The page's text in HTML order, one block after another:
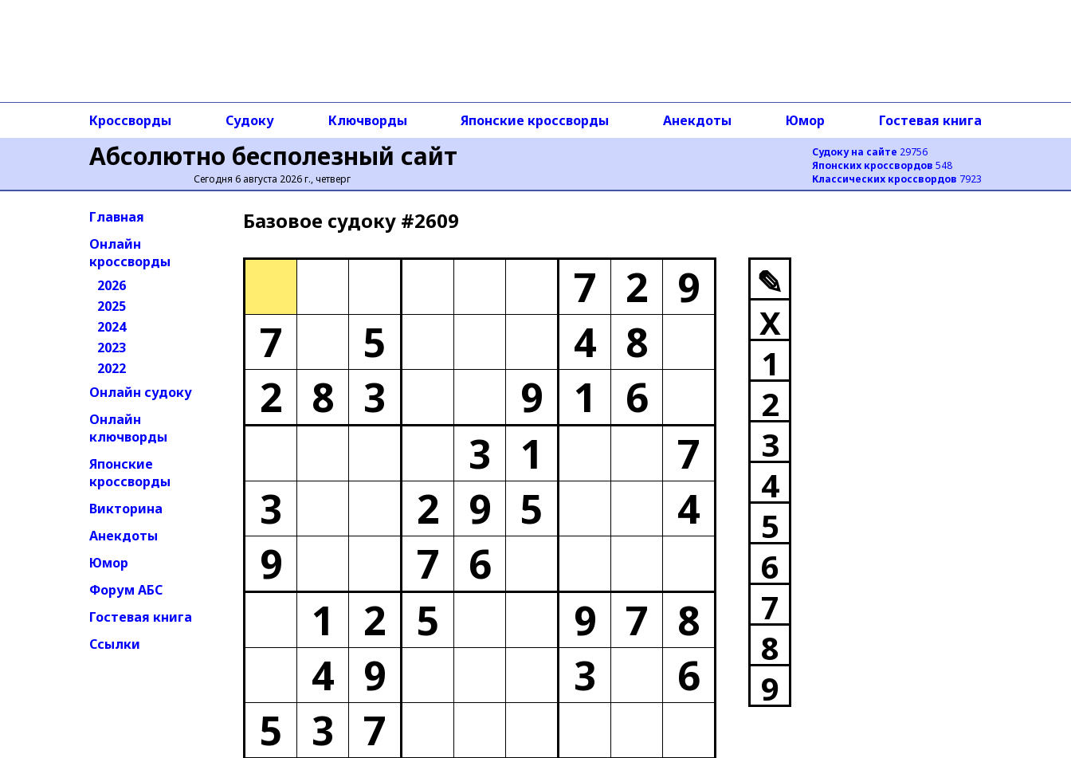
Абсолютно бесполезный сайт
Сегодня 6 августа 2026 г., четверг
Судоку на сайте 29756
Японских кроссвордов 548
Классических кроссвордов 7923
Кроссворды Судоку Ключворды Японские кроссворды Анекдоты Юмор Гостевая книга
Главная
Онлайн
кроссворды
2026
2025
2024
2023
2022
Онлайн судоку
Онлайн
ключворды
Японские
кроссворды
Викторина
Анекдоты
Юмор
Форум АБС
Гостевая книга
Ссылки
Базовое cудоку #2609
7 2 9
7
5 4 8
2 8 3 9 1
6
3
1
7
3
2 9 5
4
9
7 6
1
2 5 9 7 8
4 9 3
6
5
3 7
✎
X
1
2
3
4
5
6
7
8
9